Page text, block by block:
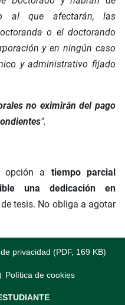
al que afectarán, las
o el doctorando
y en ningún caso
y administrativo fijado
no eximirán del pago
".
opción a tiempo parcial
una dedicación en
tesis. No obliga a agotar
privacidad (PDF, 169 KB)
Política de cookies